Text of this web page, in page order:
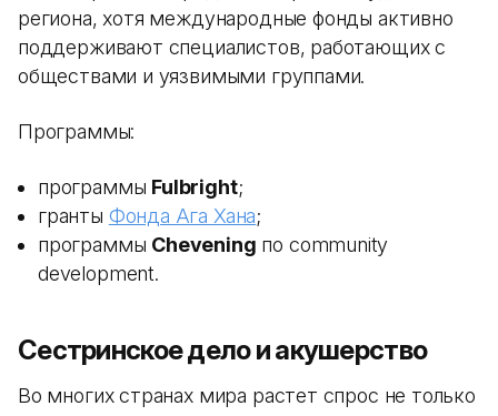
региона, хотя международные фонды активно
поддерживают специалистов, работающих с
обществами и уязвимыми группами.
Программы:
программы Fulbright;
гранты Фонда Ага Хана;
программы Chevening по community
development.
Сестринское дело и акушерство
Во многих странах мира растет спрос не только